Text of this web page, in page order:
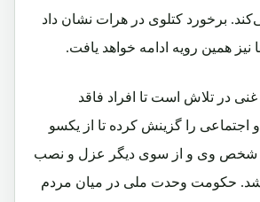
برخورد کتلوی در هرات نشان داد
نیز همین رویه ادامه خواهد یافت.
در تلاش است تا افراد فاقد
را گزینش کرده تا از یکسو
شخص وی و از سوی دیگر عزل و نصب
حکومت وحدت ملی در میان مردم